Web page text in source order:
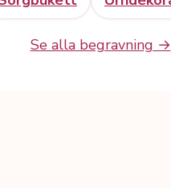
Se alla begravning →